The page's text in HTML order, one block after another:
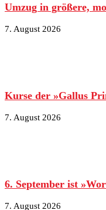
Umzug in größere,
7. August 2026
Kurse der »Gallus
7. August 2026
6. September ist
7. August 2026